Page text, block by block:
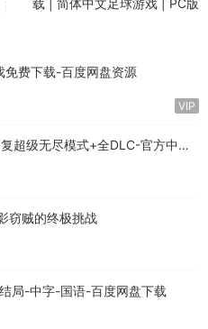
载 | 简体中文足球游戏 | PC版
免费下载-百度网盘资源
VIP
超级无尽模式+全DLC-官方中文-
窃贼的终极挑战
局-中字-国语-百度网盘下载